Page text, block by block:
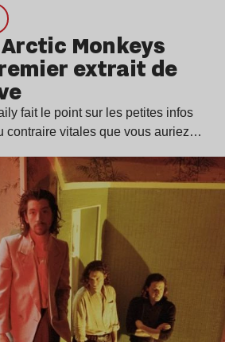
Monkeys
extrait de
fait le point sur les petites infos
contraire vitales que vous auriez…